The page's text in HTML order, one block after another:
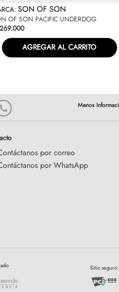
SON OF SON
OF SON PACIFIC UNDERDOG
269.000
AGREGAR AL CARRITO
por correo
por WhatsApp
Sitio seguro: